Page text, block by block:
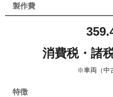
製作費
消費税・諸
※車両（中
特徴